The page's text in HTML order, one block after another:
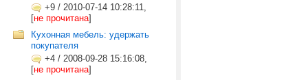
+9 / 2010-07-14 10:28:11,
[не прочитана]
Кухонная мебель: удержать
покупателя
+4 / 2008-09-28 15:16:08,
[не прочитана]